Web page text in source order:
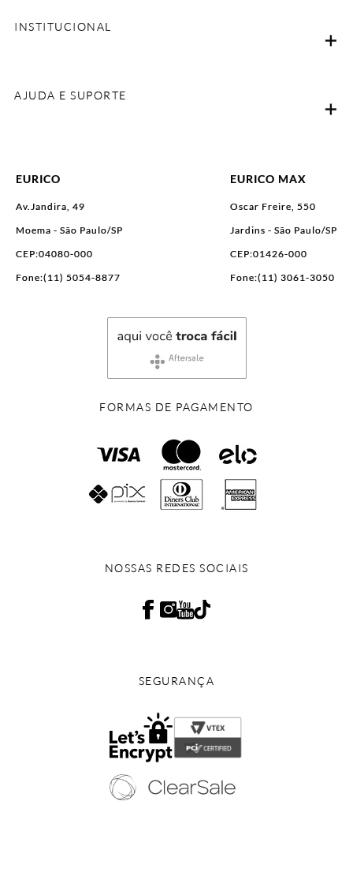
INSTITUCIONAL
AJUDA E SUPORTE
EURICO
Av.Jandira, 49
Moema - São Paulo/SP
CEP:04080-000
Fone:(11) 5054-8877
EURICO MAX
Oscar Freire, 550
Jardins - São Paulo/SP
CEP:01426-000
Fone:(11) 3061-3050
FORMAS DE PAGAMENTO
NOSSAS REDES SOCIAIS
SEGURANÇA